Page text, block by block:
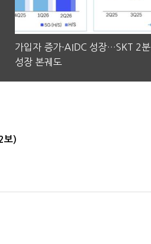
가입자 증가·AIDC 성장…SKT 2
성장 본궤도
보)